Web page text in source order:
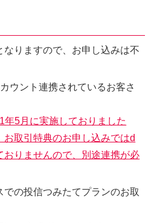
りますので、お申し込みは不
ウント連携されているお客さ
年5月に実施しておりました
お取引特典のお申し込みではd
おりませんので、別途連携が必
の投信つみたてプランのお取